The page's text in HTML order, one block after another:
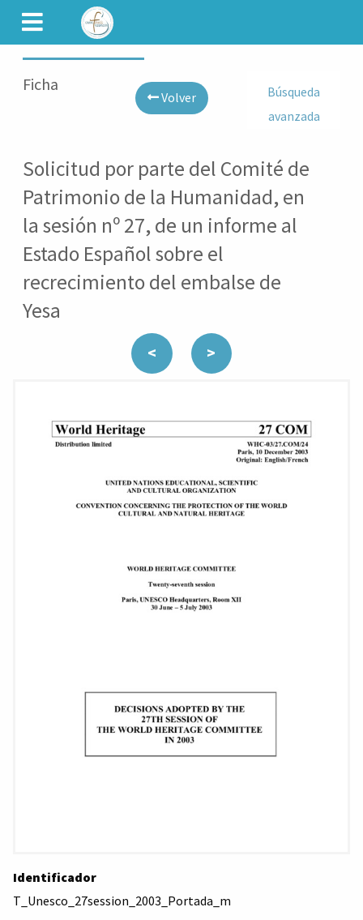
CAMINET
Ficha
Volver
Búsqueda
avanzada
Solicitud por parte del Comité de
Patrimonio de la Humanidad, en
la sesión nº 27, de un informe al
Estado Español sobre el
recrecimiento del embalse de
Yesa
< >
Identificador
T_Unesco_27session_2003_Portada_m